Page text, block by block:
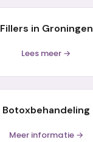
Fillers in Groningen
Lees meer →
Botoxbehandeling
Meer informatie →